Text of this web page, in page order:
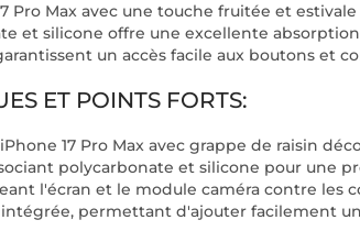
Pro Max avec une touche fruitée et
et silicone offre une excellente
un accès facile aux boutons et
ET POINTS FORTS:
17 Pro Max avec grappe de raisin
polycarbonate et silicone pour une
l'écran et le module caméra contre les
permettant d'ajouter facilement